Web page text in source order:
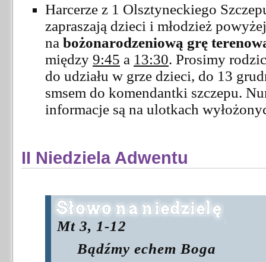
Harcerze z 1 Olsztyneckiego
zapraszają dzieci i młodzież
na bożonarodzeniową grę
między 9:45 a 13:30. Prosimy
do udziału w grze dzieci, do 13
smsem do komendantki szczepu.
informacje są na ulotkach
II Niedziela Adwentu
Mt 3, 1-12
Bądźmy echem Boga